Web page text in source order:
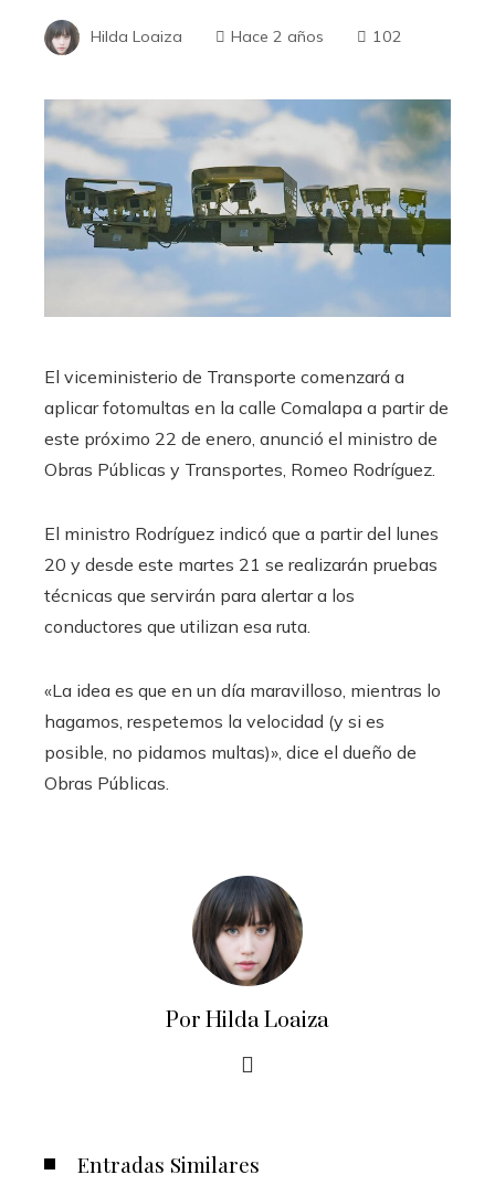
Hilda Loaiza Hace 2 años 102
El viceministerio de Transporte comenzará a
aplicar fotomultas en la calle Comalapa a partir de
este próximo 22 de enero, anunció el ministro de
Obras Públicas y Transportes, Romeo Rodríguez.
El ministro Rodríguez indicó que a partir del lunes
20 y desde este martes 21 se realizarán pruebas
técnicas que servirán para alertar a los
conductores que utilizan esa ruta.
«La idea es que en un día maravilloso, mientras lo
hagamos, respetemos la velocidad (y si es
posible, no pidamos multas)», dice el dueño de
Obras Públicas.
Por Hilda Loaiza
Entradas Similares